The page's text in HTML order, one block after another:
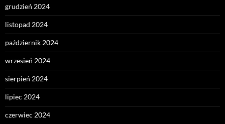
grudzień 2024
listopad 2024
październik 2024
wrzesień 2024
sierpień 2024
lipiec 2024
czerwiec 2024